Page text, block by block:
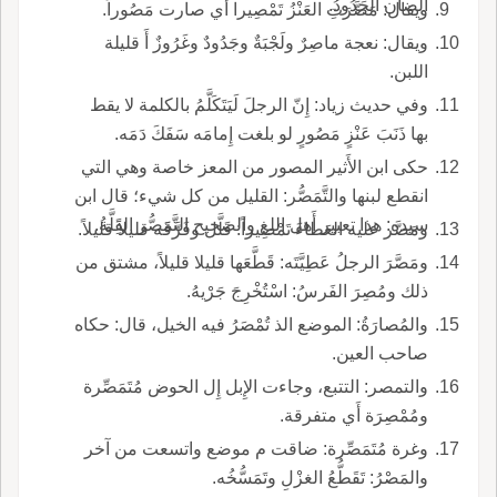
الضأْن الجَدُودُ.
ويقال: مَصَّرَتِ العَنْزُ تَمْصِيرا أَي صارت مَصُوراً.
ويقال: نعجة ماصِرٌ ولَجْبَةٌ وجَدُودٌ وغَرُوزٌ أَ قليلة
اللبن.
وفي حديث زياد: إِنّ الرجلَ لَيَتَكَلَّمُ بالكلمة لا يقط
بها ذَنَبَ عَنْزٍ مَصُورٍ لو بلغت إِمامَه سَفَكَ دَمَه.
حكى ابن الأَثير المصور من المعز خاصة وهي التي
انقطع لبنها والتَّمَصُّر: القليل من كل شيء؛ قال ابن
سيده: هذا تعبير أَهل اللغ والصحيح التَّمَصُّر القِلَّةُ.
ومَصَّر عليه العَطاءَ تَمْصِيراً: قَلَّل وفَرَّقَه قليلاً قليلاً.
ومَصَّرَ الرجلُ عَطِيَّتَه: قَطَّعَها قليلا قليلاً، مشتق من
ذلك ومُصِرَ الفَرسُ: اسْتُخْرِجَ جَرْيهُ.
والمُصارَةُ: الموضع الذ تُمْصَرُ فيه الخيل، قال: حكاه
صاحب العين.
والتمصر: التتبع، وجاءت الإِبل إِل الحوض مُتَمَصِّرة
ومُمْصِرَة أَي متفرقة.
وغرة مُتَمَصِّرة: ضاقت م موضع واتسعت من آخر
والمَصْرُ: تَقَطُّعُ الغزْلِ وتَمَسُّخُه.